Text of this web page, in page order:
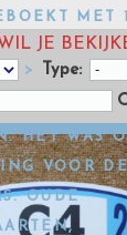
MET
DE BART DE
HET WAS
VOOR
OUDE
JE
> Type: